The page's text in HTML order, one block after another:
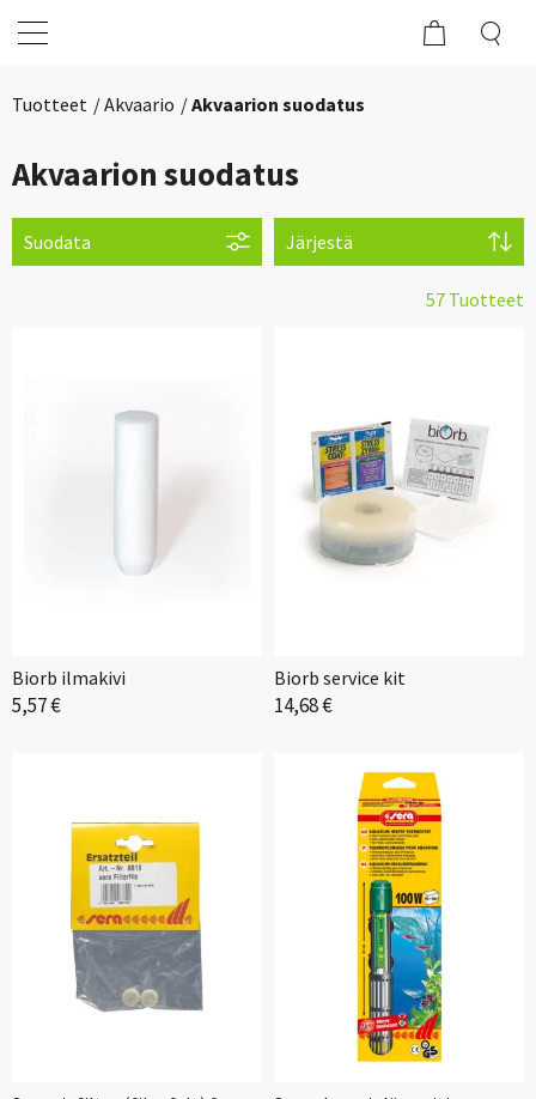
Tuotteet Akvaario Akvaarion suodatus
Akvaarion suodatus
Suodata Järjestä
57 Tuotteet
Biorb ilmakivi
5,57 €
Biorb service kit
14,68 €